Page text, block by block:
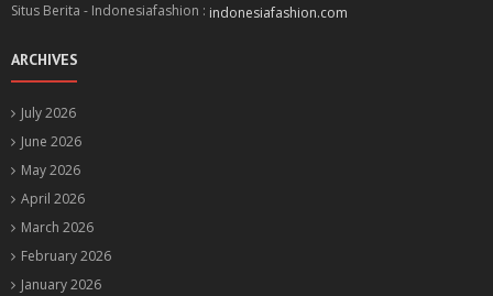
Situs Berita - Indonesiafashion : indonesiafashion.com
ARCHIVES
July 2026
June 2026
May 2026
April 2026
March 2026
February 2026
January 2026